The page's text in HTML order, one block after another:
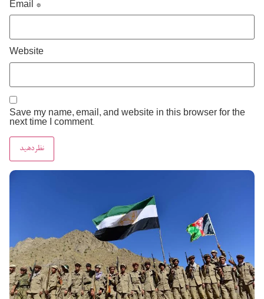
Email *
Website
Save my name, email, and website in this browser for the
next time I comment.